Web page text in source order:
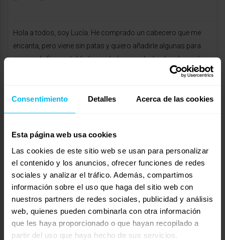
Consentimiento Detalles Acerca de las cookies
Esta página web usa cookies
Las cookies de este sitio web se usan para personalizar
el contenido y los anuncios, ofrecer funciones de redes
sociales y analizar el tráfico. Además, compartimos
información sobre el uso que haga del sitio web con
nuestros partners de redes sociales, publicidad y análisis
web, quienes pueden combinarla con otra información
que les haya proporcionado o que hayan recopilado a
partir del uso que haya hecho de sus servicios.
Hola a todos, soy Lucía. He comprado un cabecero que me
encanta, pero viene sin patas y quiero añadirle algunas para
que quede fijo y estable. La verdad, nunca he hecho algo así y
no sé por dónde empezar. ¿Alguien ha agregado patas a un
Mostrando 0 respuestas a los debates
Respuesta a: ¿Cómo poner patas a un cabecero?
Tu información:
Nombre (obligatorio):
Correo electrónico (no se publicará) (obligatorio):
Web: